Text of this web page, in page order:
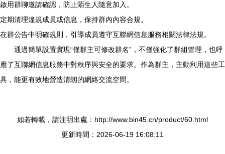
啟用群聊邀請確認，防止陌生人隨意加入。
定期清理違規成員或信息，保持群內內容合規。
在群公告中明確規則，引導成員遵守互聯網信息服務相關法律法規。
通過簡單設置實現“僅群主可修改群名”，不僅強化了群組管理，也呼
應了互聯網信息服務中對秩序與安全的要求。作為群主，主動利用這些工
具，能更有效地營造清朗的網絡交流空間。
如若轉載，請注明出處：http://www.bin45.cn/product/60.html
更新時間：2026-06-19 16:08:11